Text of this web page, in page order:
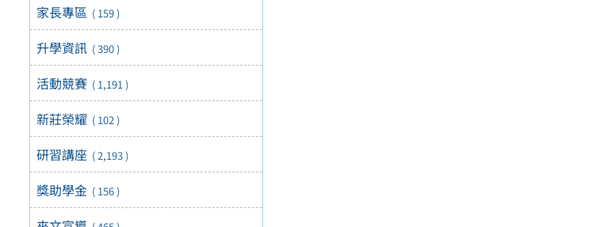
家長專區 ( 159 )
升學資訊 ( 390 )
活動競賽 ( 1,191 )
新莊榮耀 ( 102 )
研習講座 ( 2,193 )
獎助學金 ( 156 )